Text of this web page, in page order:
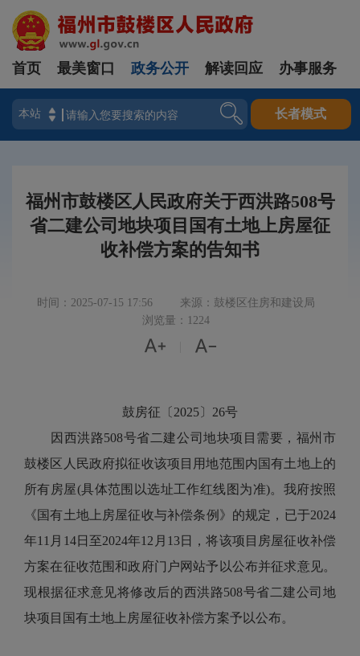
登录
首页 最美窗口 政务公开 解读回应 办事服务
长者模式
福州市鼓楼区人民政府关于西洪路508号
省二建公司地块项目国有土地上房屋征
收补偿方案的告知书
时间：2025-07-15 17:56
来源：鼓楼区住房和建设局
浏览量：1224
 
鼓房征〔2025〕26号
因西洪路508号省二建公司地块项目需要，福州市
鼓楼区人民政府拟征收该项目用地范围内国有土地上的
所有房屋(具体范围以选址工作红线图为准)。我府按照
《国有土地上房屋征收与补偿条例》的规定，已于2024
年11月14日至2024年12月13日，将该项目房屋征收补偿
方案在征收范围和政府门户网站予以公布并征求意见。
现根据征求意见将修改后的西洪路508号省二建公司地
块项目国有土地上房屋征收补偿方案予以公布。